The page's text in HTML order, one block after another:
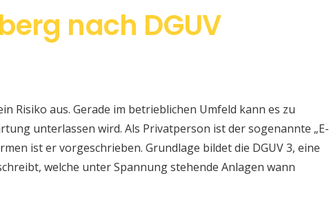
nach DGUV
Risiko aus. Gerade im betrieblichen Umfeld kann es zu
unterlassen wird. Als Privatperson ist der sogenannte „E-
ist er vorgeschrieben. Grundlage bildet die DGUV 3, eine
welche unter Spannung stehende Anlagen wann